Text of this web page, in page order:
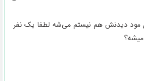
توی مود دیدنش هم نیستم می‌شه لطفا یک نفر